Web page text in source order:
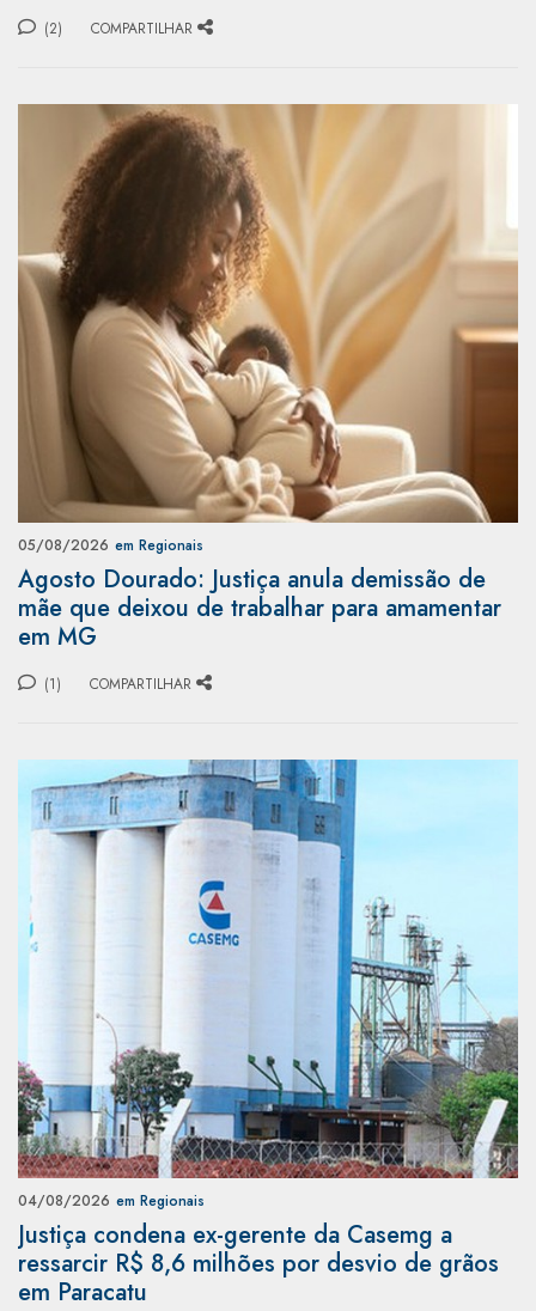
(2) COMPARTILHAR
05/08/2026 em Regionais
Agosto Dourado: Justiça anula demissão de
mãe que deixou de trabalhar para amamentar
em MG
(1) COMPARTILHAR
04/08/2026 em Regionais
Justiça condena ex-gerente da Casemg a
ressarcir R$ 8,6 milhões por desvio de grãos
em Paracatu